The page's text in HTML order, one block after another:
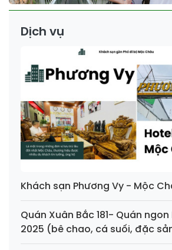
Dịch vụ
Khách sạn Phương Vy - Mộc
Quán Xuân Bắc 181- Quán
2025 (bê chao, cá suối, đặc